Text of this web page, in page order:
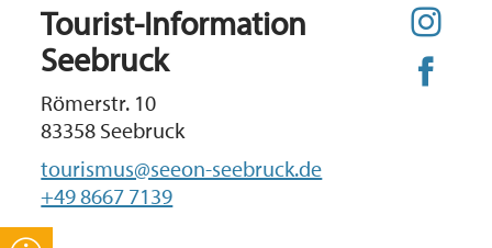
Tourist-Information
Seebruck
Römerstr. 10
83358 Seebruck
tourismus@seeon-seebruck.de
+49 8667 7139